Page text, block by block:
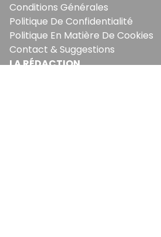
Conditions Générales
Politique De Confidentialité
Politique En Matière De Cookies
Contact & Suggestions
LA RÉDACTION